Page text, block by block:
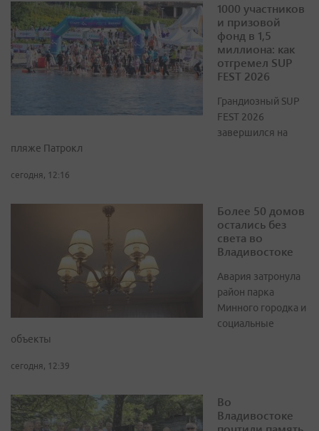
1000 участников
и призовой
фонд в 1,5
миллиона: как
отгремел SUP
FEST 2026
Грандиозный SUP
FEST 2026
завершился на
пляже Патрокл
сегодня, 12:16
Более 50 домов
остались без
света во
Владивостоке
Авария затронула
район парка
Минного городка и
социальные
объекты
сегодня, 12:39
Во
Владивостоке